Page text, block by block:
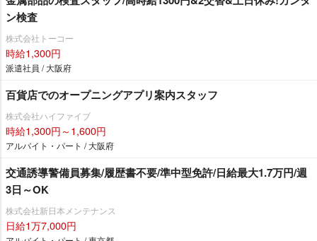
ン検査
株式会社トーコー
時給1,300円
派遣社員 / 大阪府
百貨店でのオープニングアプリ案内スタッフ
株式会社ハイファイブ
時給1,300円～1,600円
アルバイト・パート / 大阪府
交通誘導警備員募集/履歴書不要/準中型免許/日給最大1.7万円/週
3日～OK
株式会社新日本メンテナンス
日給1万7,000円